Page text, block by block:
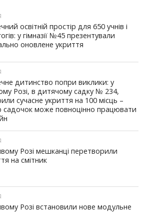
освітній простір для 650 учнів і
у гімназії №45 презентували
оновлене укриття
дитинство попри виклики: у
Розі, в дитячому садку № 234,
сучасне укриття на 100 місць –
садочок може повноцінно працювати
Розі мешканці перетворили
на смітник
Розі встановили нове модульне